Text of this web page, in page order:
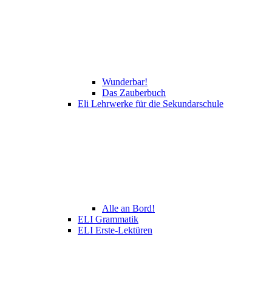
Wunderbar!
Das Zauberbuch
Eli Lehrwerke für die Sekundarschule
Alle an Bord!
ELI Grammatik
ELI Erste-Lektüren